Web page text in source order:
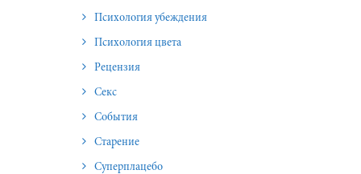
Психология убеждения
Психология цвета
Рецензия
Секс
События
Старение
Суперплацебо